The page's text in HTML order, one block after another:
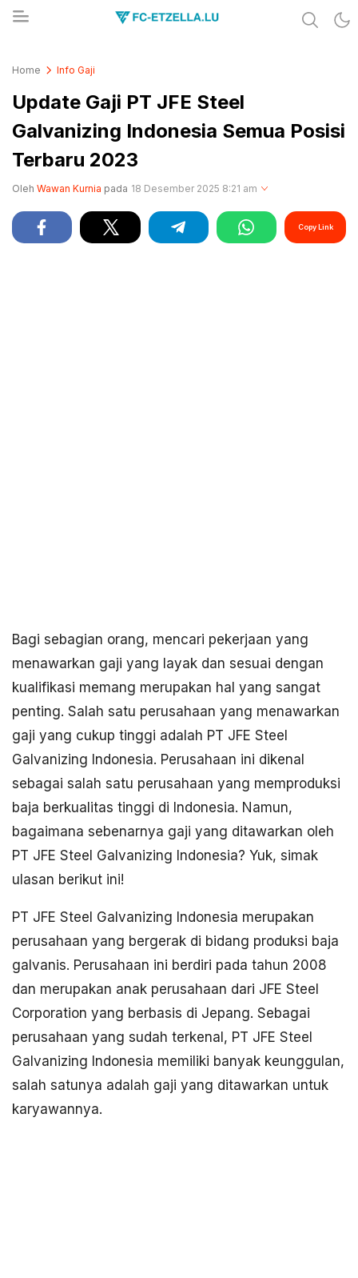
Home Info Gaji
Update Gaji PT JFE Steel
Galvanizing Indonesia Semua Posisi
Terbaru 2023
Oleh Wawan Kurnia pada 18 Desember 2025 8:21 am
Copy Link
Bagi sebagian orang, mencari pekerjaan yang
menawarkan gaji yang layak dan sesuai dengan
kualifikasi memang merupakan hal yang sangat
penting. Salah satu perusahaan yang menawarkan
gaji yang cukup tinggi adalah PT JFE Steel
Galvanizing Indonesia. Perusahaan ini dikenal
sebagai salah satu perusahaan yang memproduksi
baja berkualitas tinggi di Indonesia. Namun,
bagaimana sebenarnya gaji yang ditawarkan oleh
PT JFE Steel Galvanizing Indonesia? Yuk, simak
ulasan berikut ini!
PT JFE Steel Galvanizing Indonesia merupakan
perusahaan yang bergerak di bidang produksi baja
galvanis. Perusahaan ini berdiri pada tahun 2008
dan merupakan anak perusahaan dari JFE Steel
Corporation yang berbasis di Jepang. Sebagai
perusahaan yang sudah terkenal, PT JFE Steel
Galvanizing Indonesia memiliki banyak keunggulan,
salah satunya adalah gaji yang ditawarkan untuk
karyawannya.